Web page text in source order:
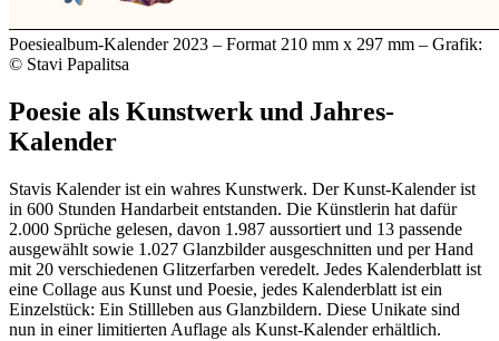
Poesiealbum-Kalender 2023 – Format 210 mm x 297 mm – Grafik:
© Stavi Papalitsa
Poesie als Kunstwerk und Jahres-
Kalender
Stavis Kalender ist ein wahres Kunstwerk. Der Kunst-Kalender ist
in 600 Stunden Handarbeit entstanden. Die Künstlerin hat dafür
2.000 Sprüche gelesen, davon 1.987 aussortiert und 13 passende
ausgewählt sowie 1.027 Glanzbilder ausgeschnitten und per Hand
mit 20 verschiedenen Glitzerfarben veredelt. Jedes Kalenderblatt ist
eine Collage aus Kunst und Poesie, jedes Kalenderblatt ist ein
Einzelstück: Ein Stillleben aus Glanzbildern. Diese Unikate sind
nun in einer limitierten Auflage als Kunst-Kalender erhältlich.